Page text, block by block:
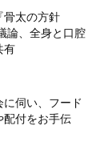
骨太の方針
論、全身と口腔
有
伺い、フード
配付をお手伝